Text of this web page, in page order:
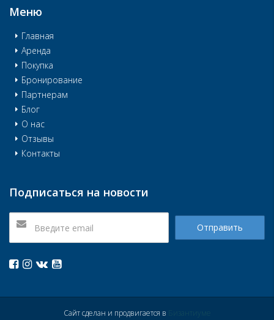
Меню
Главная
Аренда
Покупка
Бронирование
Партнерам
Блог
О нас
Отзывы
Контакты
Подписаться на новости
Отправить
Сайт сделан и продвигается в